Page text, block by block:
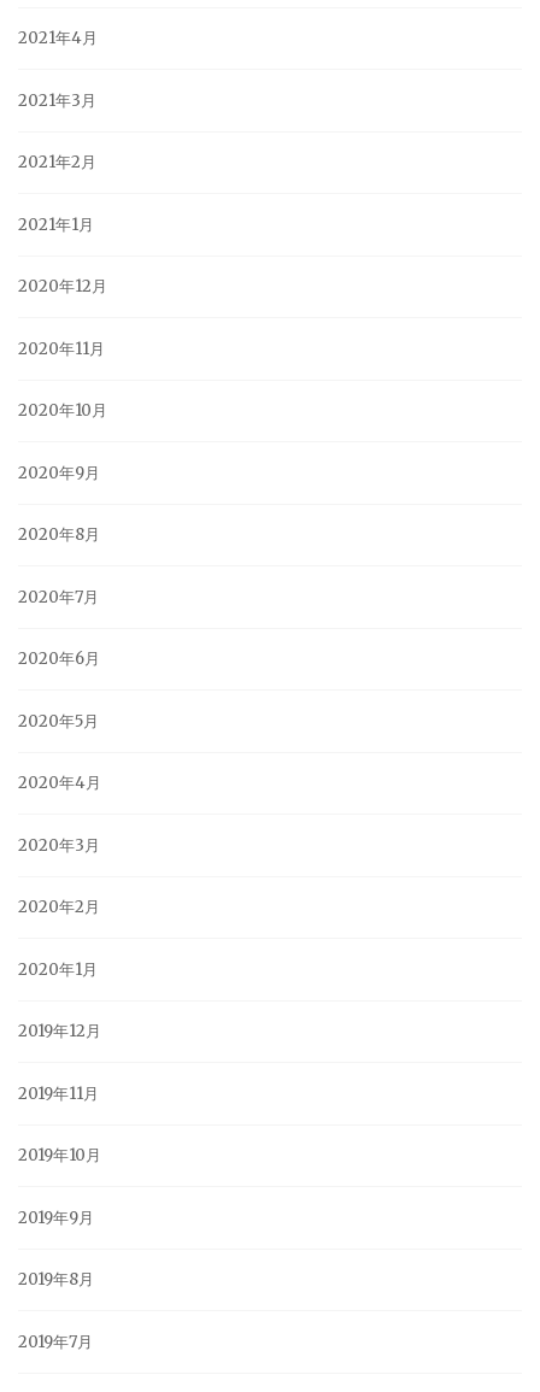
2021年4月
2021年3月
2021年2月
2021年1月
2020年12月
2020年11月
2020年10月
2020年9月
2020年8月
2020年7月
2020年6月
2020年5月
2020年4月
2020年3月
2020年2月
2020年1月
2019年12月
2019年11月
2019年10月
2019年9月
2019年8月
2019年7月